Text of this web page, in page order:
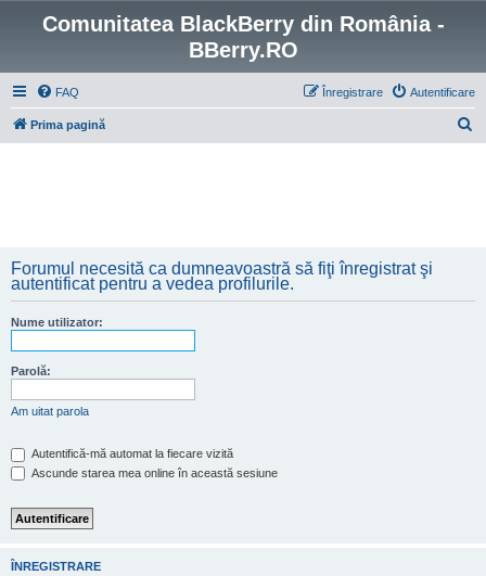
Comunitatea BlackBerry din România -
BBerry.RO
FAQ Autentificare
Înregistrare
Prima pagină
Forumul necesită ca dumneavoastră să fiţi înregistrat şi
autentificat pentru a vedea profilurile.
Nume utilizator:
Parolă:
Am uitat parola
Autentifică-mă automat la fiecare vizită
Ascunde starea mea online în această sesiune
ÎNREGISTRARE